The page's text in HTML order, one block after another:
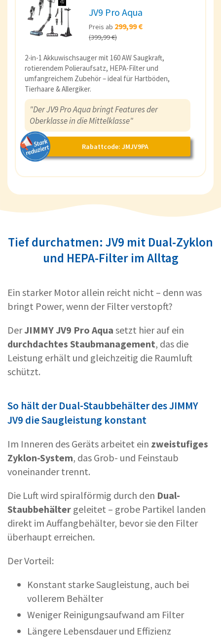
JV9 Pro Aqua
Preis ab 299,99 €
(399,99 €)
2-in-1 Akkuwischsauger mit 160 AW Saugkraft,
rotierendem Polieraufsatz, HEPA-Filter und
umfangreichem Zubehör – ideal für Hartböden,
Tierhaare & Allergiker.
"Der JV9 Pro Aqua bringt Features der
Oberklasse in die Mittelklasse"
Rabattcode: JMJV9PA
Tief durchatmen: JV9 mit Dual-Zyklon
und HEPA-Filter im Alltag
Ein starker Motor allein reicht nicht – denn was
bringt Power, wenn der Filter verstopft?
DerJIMMY JV9 Pro Aqua setzt hier auf ein
durchdachtes Staubmanagement, das die
Leistung erhält und gleichzeitig die Raumluft
schützt.
So hält der Dual-Staubbehälter des JIMMY
JV9 die Saugleistung konstant
Im Inneren des Geräts arbeitet ein zweistufiges
Zyklon-System, das Grob- und Feinstaub
voneinander trennt.
Die Luft wird spiralförmig durch den Dual-
Staubbehälter geleitet – grobe Partikel landen
direkt im Auffangbehälter, bevor sie den Filter
überhaupt erreichen.
Der Vorteil:
Konstant starke Saugleistung, auch bei
vollerem Behälter
Weniger Reinigungsaufwand am Filter
Längere Lebensdauer und Effizienz